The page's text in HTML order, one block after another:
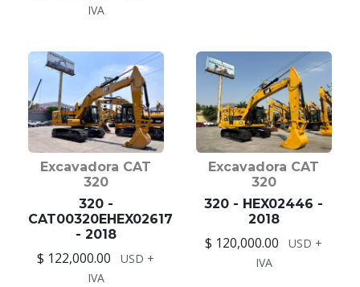
IVA
Excavadora CAT
320
320 -
CAT00320EHEX02617
- 2018
$ 122,000.00
USD +
IVA
Excavadora CAT
320
320 - HEX02446 -
2018
$ 120,000.00
USD +
IVA